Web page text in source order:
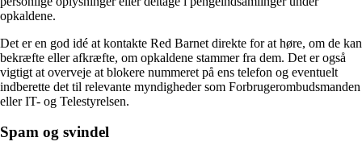
opkaldene.
Det er en god idé at kontakte Red Barnet direkte for at høre, om de kan
bekræfte eller afkræfte, om opkaldene stammer fra dem. Det er også
vigtigt at overveje at blokere nummeret på ens telefon og eventuelt
indberette det til relevante myndigheder som Forbrugerombudsmanden
eller IT- og Telestyrelsen.
Spam og svindel